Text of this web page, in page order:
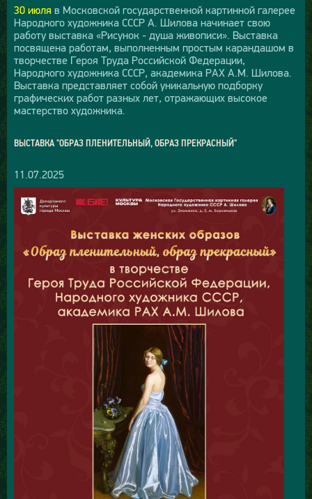
30 июля в Московской государственной картинной галерее
Народного художника СССР А. Шилова начинает свою
работу выставка «Рисунок - душа живописи». Выставка
посвящена работам, выполненным простым карандашом в
творчестве Героя Труда Российской Федерации,
Народного художника СССР, академика РАХ А.М. Шилова.
Выставка представляет собой уникальную подборку
графических работ разных лет, отражающих высокое
мастерство художника.
ВЫСТАВКА "ОБРАЗ ПЛЕНИТЕЛЬНЫЙ, ОБРАЗ ПРЕКРАСНЫЙ"
11.07.2025